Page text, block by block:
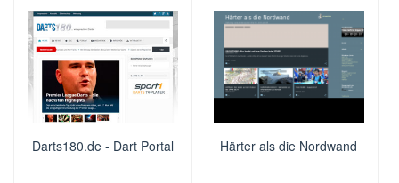
Darts180.de - Dart Portal Härter als die Nordwand